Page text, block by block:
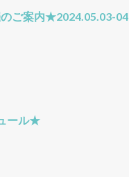
ご案内★2024.05.03-04
ール★